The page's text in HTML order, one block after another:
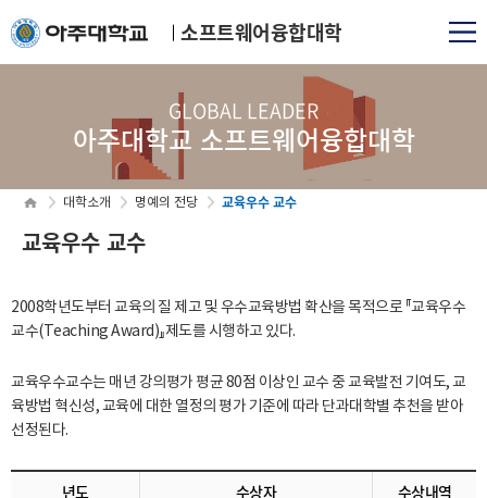
소프트웨어융합대학
GLOBAL LEADER
아주대학교 소프트웨어융합대학
대학소개 명예의 전당 교육우수 교수
교육우수 교수
2008학년도부터 교육의 질 제고 및 우수교육방법 확산을 목적으로 『교육우수
교수(Teaching Award)』제도를 시행하고 있다.
교육우수교수는 매년 강의평가 평균 80점 이상인 교수 중 교육발전 기여도, 교
육방법 혁신성, 교육에 대한 열정의 평가 기준에 따라 단과대학별 추천을 받아
선정된다.
년도 수상자 수상내역